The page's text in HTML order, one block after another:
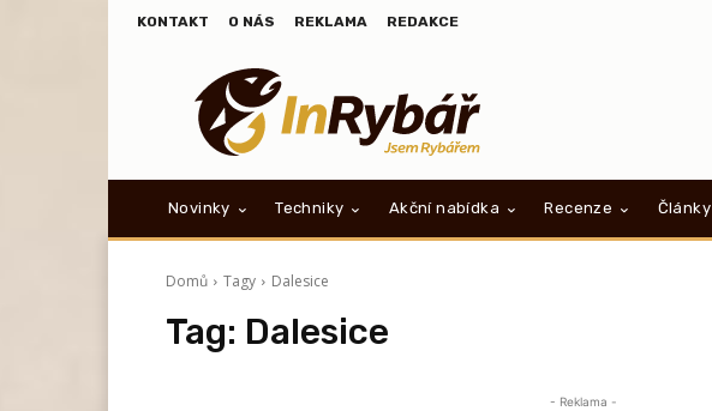
KONTAKT O NÁS REKLAMA REDAKCE
Novinky Techniky Akční nabídka Recenze Články
Domů Tagy Dalesice
Tag: Dalesice
- Reklama -